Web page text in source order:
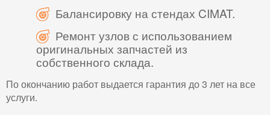
Балансировку на стендах CIMAT.
Ремонт узлов с использованием
оригинальных запчастей из
собственного склада.
По окончанию работ выдается гарантия до 3 лет на все
услуги.